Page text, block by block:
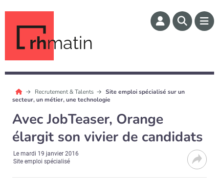
rhmatin
Recrutement & Talents
Site emploi spécialisé sur un
secteur, un métier, une technologie
Avec JobTeaser, Orange
élargit son vivier de candidats
Lemardi 19 janvier 2016
Site emploi spécialisé